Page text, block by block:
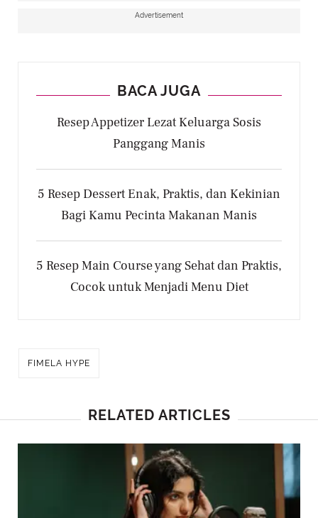
Advertisement
BACA JUGA
Resep Appetizer Lezat Keluarga Sosis
Panggang Manis
5 Resep Dessert Enak, Praktis, dan Kekinian
Bagi Kamu Pecinta Makanan Manis
5 Resep Main Course yang Sehat dan Praktis,
Cocok untuk Menjadi Menu Diet
FIMELA HYPE
RELATED ARTICLES